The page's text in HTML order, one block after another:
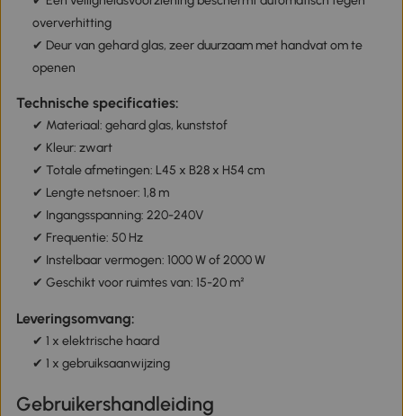
oververhitting
✔ Deur van gehard glas, zeer duurzaam met handvat om te
openen
Technische specificaties:
✔ Materiaal: gehard glas, kunststof
✔ Kleur: zwart
✔ Totale afmetingen: L45 x B28 x H54 cm
✔ Lengte netsnoer: 1,8 m
✔ Ingangsspanning: 220-240V
✔ Frequentie: 50 Hz
✔ Instelbaar vermogen: 1000 W of 2000 W
✔ Geschikt voor ruimtes van: 15-20 m²
Leveringsomvang:
✔ 1 x elektrische haard
✔ 1 x gebruiksaanwijzing
Gebruikershandleiding